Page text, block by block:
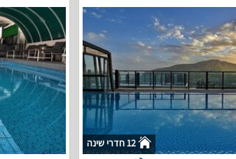
12 חדרי שינה